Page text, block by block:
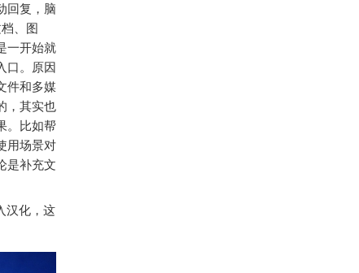
回复，脑
、图
一开始就
口。原因
件和多媒
，其实也
。比如帮
用场景对
是补充文
汉化，这